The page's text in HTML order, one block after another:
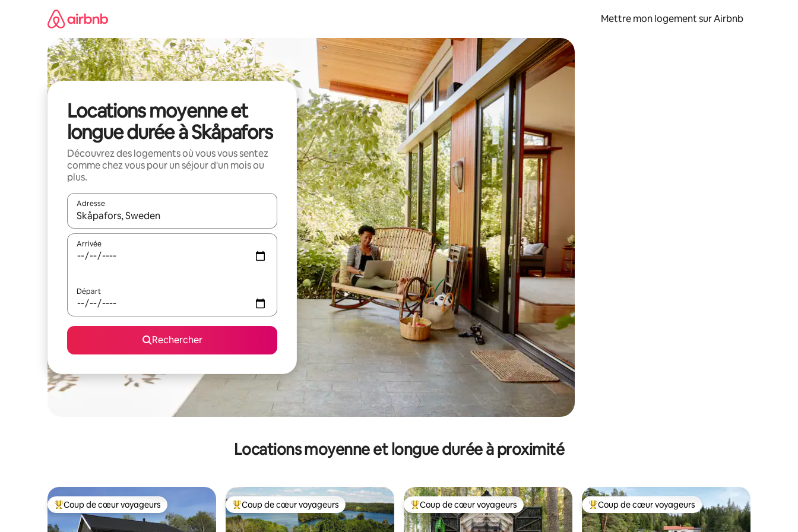
Mettre mon logement sur Airbnb
Locations moyenne et
longue durée à Skåpafors
Découvrez des logements où vous vous sentez
comme chez vous pour un séjour d'un mois ou
plus.
Adresse
Lorsque les résultats s'affichent, utilisez les flèches vers le haut et vers le bas pour les parcourir ou en appuyant et en faisant glisser.
Arrivée
Départ
Rechercher
Locations moyenne et longue durée à proximité
Coups de cœur voyageurs les plus appréciés
Coup de cœur voyageurs Coups de cœur voyageurs les plus appréciés
Coup de cœur voyageurs Coups de cœur voyageurs les plus appréciés
Coup de cœur voyageurs Coups de cœur voyageurs les plus appréciés
Coup de cœur voyageurs